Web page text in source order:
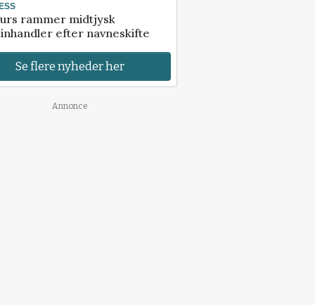
rammer midtjysk
efter navneskifte
Se flere nyheder her
Annonce